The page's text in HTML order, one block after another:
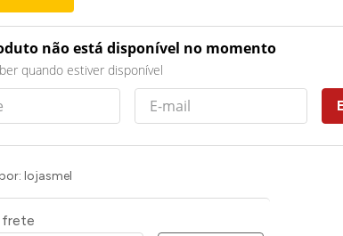
não está disponível no momento
quando estiver disponível
lojasmel
frete